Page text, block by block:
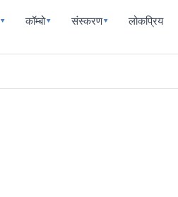
▾ कॉम्बो▾ संस्करण▾ लोकप्रिय